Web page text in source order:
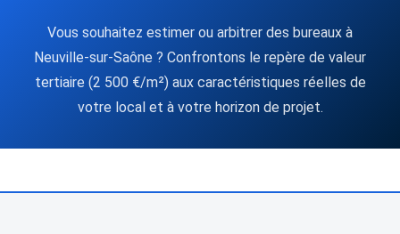
Vous souhaitez estimer ou arbitrer des bureaux à
Neuville-sur-Saône ? Confrontons le repère de valeur
tertiaire (2 500 €/m²) aux caractéristiques réelles de
votre local et à votre horizon de projet.